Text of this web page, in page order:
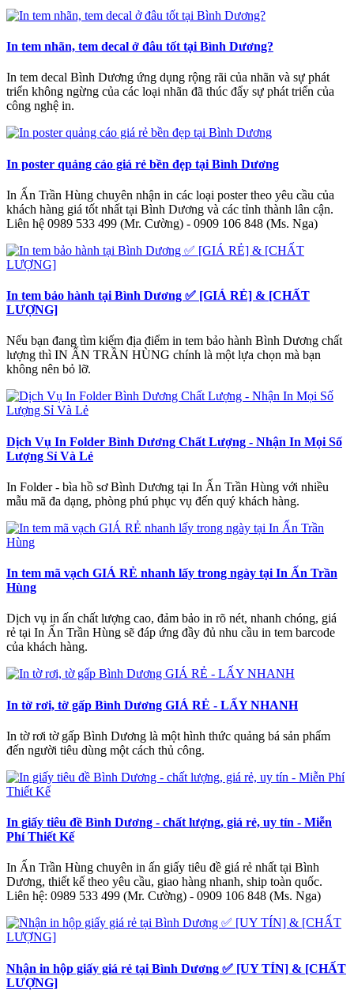
In tem nhãn, tem decal ở đâu tốt tại Bình Dương?
In tem decal Bình Dương ứng dụng rộng rãi của nhãn và sự phát
triển không ngừng của các loại nhãn đã thúc đẩy sự phát triển của
công nghệ in.
In poster quảng cáo giá rẻ bền đẹp tại Bình Dương
In Ấn Trần Hùng chuyên nhận in các loại poster theo yêu cầu của
khách hàng giá tốt nhất tại Bình Dương và các tỉnh thành lân cận.
Liên hệ 0989 533 499 (Mr. Cường) - 0909 106 848 (Ms. Nga)
In tem bảo hành tại Bình Dương ✅ [GIÁ RẺ] & [CHẤT
LƯỢNG]
Nếu bạn đang tìm kiếm địa điểm in tem bảo hành Bình Dương chất
lượng thì IN ẤN TRẦN HÙNG chính là một lựa chọn mà bạn
không nên bỏ lỡ.
Dịch Vụ In Folder Bình Dương Chất Lượng - Nhận In Mọi Số
Lượng Sỉ Và Lẻ
In Folder - bìa hồ sơ Bình Dương tại In Ấn Trần Hùng với nhiều
mẫu mã đa dạng, phòng phú phục vụ đến quý khách hàng.
In tem mã vạch GIÁ RẺ nhanh lấy trong ngày tại In Ấn Trần
Hùng
Dịch vụ in ấn chất lượng cao, đảm bảo in rõ nét, nhanh chóng, giá
rẻ tại In Ấn Trần Hùng sẽ đáp ứng đầy đủ nhu cầu in tem barcode
của khách hàng.
In tờ rơi, tờ gấp Bình Dương GIÁ RẺ - LẤY NHANH
In tờ rơi tờ gấp Bình Dương là một hình thức quảng bá sản phẩm
đến người tiêu dùng một cách thủ công.
In giấy tiêu đề Bình Dương - chất lượng, giá rẻ, uy tín - Miễn
Phí Thiết Kế
In Ấn Trần Hùng chuyên in ấn giấy tiêu đề giá rẻ nhất tại Bình
Dương, thiết kế theo yêu cầu, giao hàng nhanh, ship toàn quốc.
Liên hệ: 0989 533 499 (Mr. Cường) - 0909 106 848 (Ms. Nga)
Nhận in hộp giấy giá rẻ tại Bình Dương ✅ [UY TÍN] & [CHẤT
LƯỢNG]